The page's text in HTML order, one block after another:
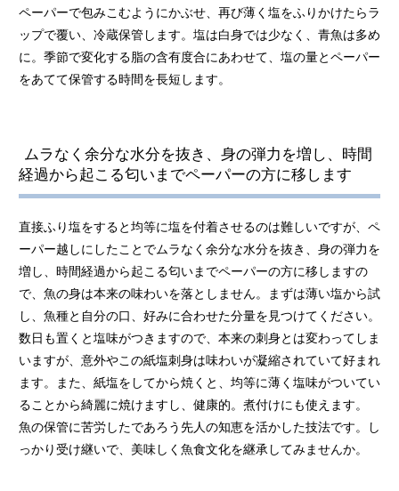
ペーパーで包みこむようにかぶせ、再び薄く塩をふりかけたらラ
ップで覆い、冷蔵保管します。塩は白身では少なく、青魚は多め
に。季節で変化する脂の含有度合にあわせて、塩の量とペーパー
をあてて保管する時間を長短します。
ムラなく余分な水分を抜き、身の弾力を増し、時間
経過から起こる匂いまでペーパーの方に移します
直接ふり塩をすると均等に塩を付着させるのは難しいですが、ペ
ーパー越しにしたことでムラなく余分な水分を抜き、身の弾力を
増し、時間経過から起こる匂いまでペーパーの方に移しますの
で、魚の身は本来の味わいを落としません。まずは薄い塩から試
し、魚種と自分の口、好みに合わせた分量を見つけてください。
数日も置くと塩味がつきますので、本来の刺身とは変わってしま
いますが、意外やこの紙塩刺身は味わいが凝縮されていて好まれ
ます。また、紙塩をしてから焼くと、均等に薄く塩味がついてい
ることから綺麗に焼けますし、健康的。煮付けにも使えます。
魚の保管に苦労したであろう先人の知恵を活かした技法です。し
っかり受け継いで、美味しく魚食文化を継承してみませんか。